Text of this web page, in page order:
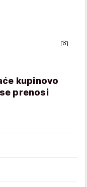
kupinovo
prenosi